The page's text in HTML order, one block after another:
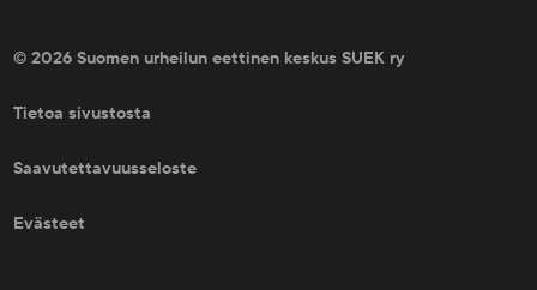
© 2026 Suomen urheilun eettinen keskus SUEK ry
Tietoa sivustosta
Saavutettavuusseloste
Evästeet